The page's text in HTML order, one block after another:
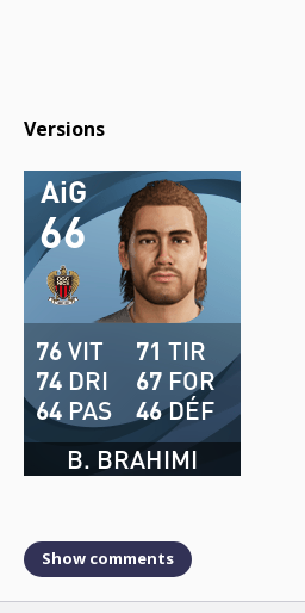
Versions
66
AiG
B. BRAHIMI
76VIT
74 DRI
64 PAS
71 TIR
67 FOR
46DÉF
Show comments